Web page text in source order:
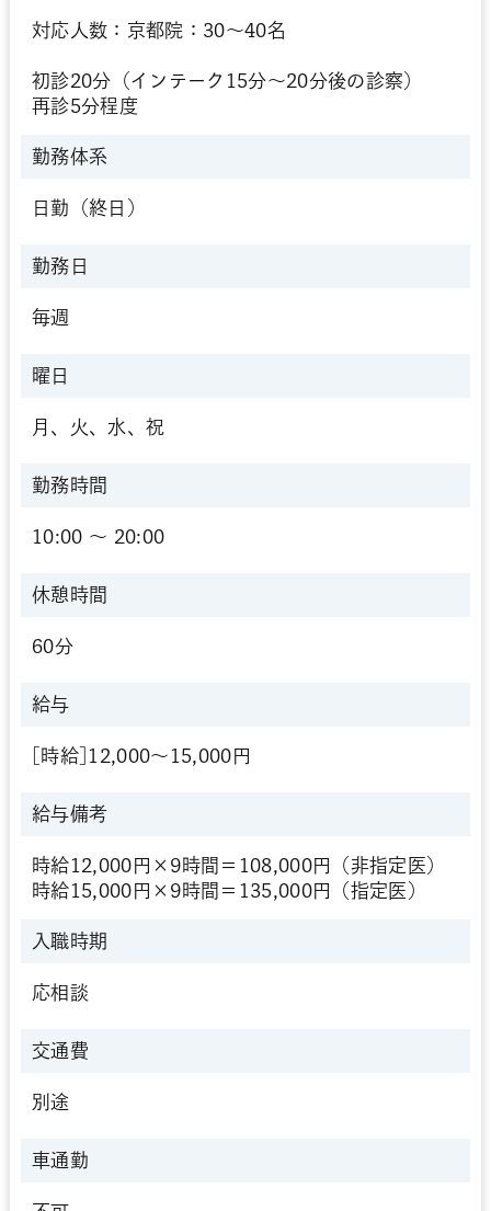
対応人数：京都院：30～40名
初診20分（インテーク15分～20分後の診察）
再診5分程度
勤務体系
日勤（終日）
勤務日
毎週
曜日
月、火、水、祝
勤務時間
10:00 〜 20:00
休憩時間
60分
給与
[時給]12,000～15,000円
給与備考
時給12,000円×9時間＝108,000円（非指定医）
時給15,000円×9時間＝135,000円（指定医）
入職時期
応相談
交通費
別途
車通勤